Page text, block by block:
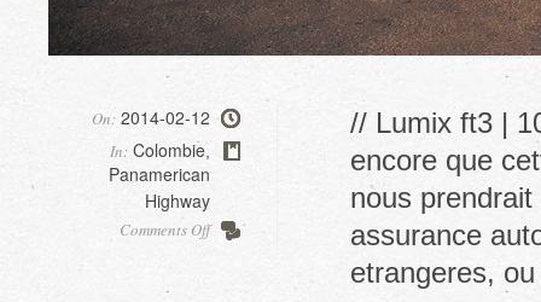
On: 2014-02-12
In: Colombie
Panamerican
Highway
Comments Offon
// Lumix ft3 |
encore que
nous
assurance
etrangeres,